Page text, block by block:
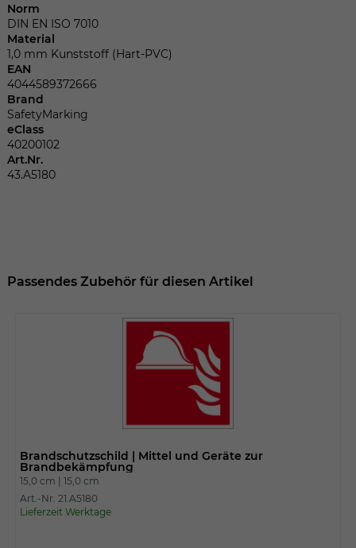
Norm
DIN EN ISO 7010
Material
1,0 mm Kunststoff (Hart-PVC)
EAN
4044589372666
Brand
SafetyMarking
eClass
40200102
Art.Nr.
43.A5180
Passendes Zubehör für diesen Artikel
Brandschutzschild | Mittel und Geräte zur
Brandbekämpfung
15,0 cm | 15,0 cm
Art.-Nr. 21.A5180
Lieferzeit Werktage
Zweck
Speicherung Ihrer vorgenommen
Name
Zweck
der Webseite anmeldet. Dient zum